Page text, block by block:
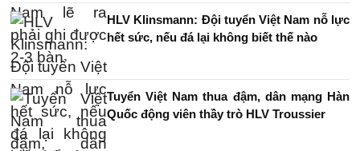
HLV Klinsmann: Đội tuyển Việt Nam nỗ lực
hết sức, nếu đá lại không biết thế nào
Tuyển Việt Nam thua đậm, dân mạng Hàn
Quốc động viên thầy trò HLV Troussier